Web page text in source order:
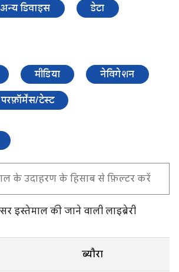
डिवाइस डेटा
मीडिया नेविगेशन
परफ़ॉर्मेंस/टेस्ट
इस्तेमाल की जाने वाली लाइब्रेरी
ब्यौरा